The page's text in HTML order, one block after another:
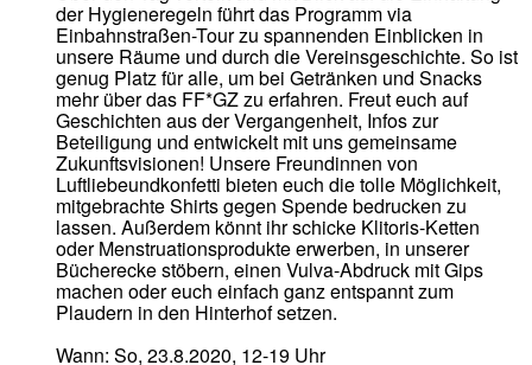
der Hygieneregeln führt das Programm via
Einbahnstraßen-Tour zu spannenden Einblicken in
unsere Räume und durch die Vereinsgeschichte. So ist
genug Platz für alle, um bei Getränken und Snacks
mehr über das FF*GZ zu erfahren. Freut euch auf
Geschichten aus der Vergangenheit, Infos zur
Beteiligung und entwickelt mit uns gemeinsame
Zukunftsvisionen! Unsere Freundinnen von
Luftliebeundkonfetti bieten euch die tolle Möglichkeit,
mitgebrachte Shirts gegen Spende bedrucken zu
lassen. Außerdem könnt ihr schicke Klitoris-Ketten
oder Menstruationsprodukte erwerben, in unserer
Bücherecke stöbern, einen Vulva-Abdruck mit Gips
machen oder euch einfach ganz entspannt zum
Plaudern in den Hinterhof setzen.
Wann: So, 23.8.2020, 12-19 Uhr